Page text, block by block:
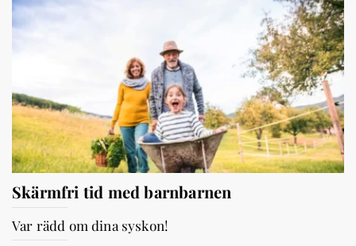
Skärmfri tid med barnbarnen
Var rädd om dina syskon!